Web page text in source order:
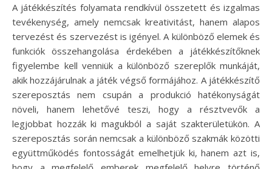
A játékkészítés folyamata rendkívül összetett és izgalmas
tevékenység, amely nemcsak kreativitást, hanem alapos
tervezést és szervezést is igényel. A különböző elemek és
funkciók összehangolása érdekében a játékkészítőknek
figyelembe kell venniük a különböző szereplők munkáját,
akik hozzájárulnak a játék végső formájához. A játékkészítő
szereposztás nem csupán a produkció hatékonyságát
növeli, hanem lehetővé teszi, hogy a résztvevők a
legjobbat hozzák ki magukból a saját szakterületükön. A
szereposztás során nemcsak a különböző szakmák közötti
együttműködés fontosságát emelhetjük ki, hanem azt is,